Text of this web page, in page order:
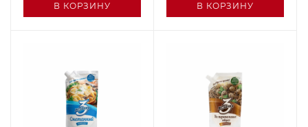
В КОРЗИНУ В КОРЗИНУ